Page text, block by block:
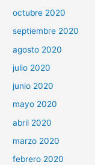
octubre 2020
septiembre 2020
agosto 2020
julio 2020
junio 2020
mayo 2020
abril 2020
marzo 2020
febrero 2020